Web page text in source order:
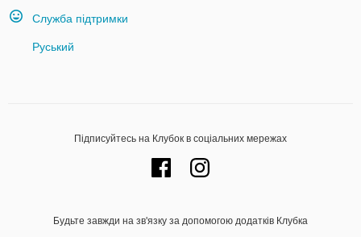
Служба підтримки
Руський
Підписуйтесь на Клубок в соціальних мережах
Будьте завжди на зв'язку за допомогою додатків Клубка